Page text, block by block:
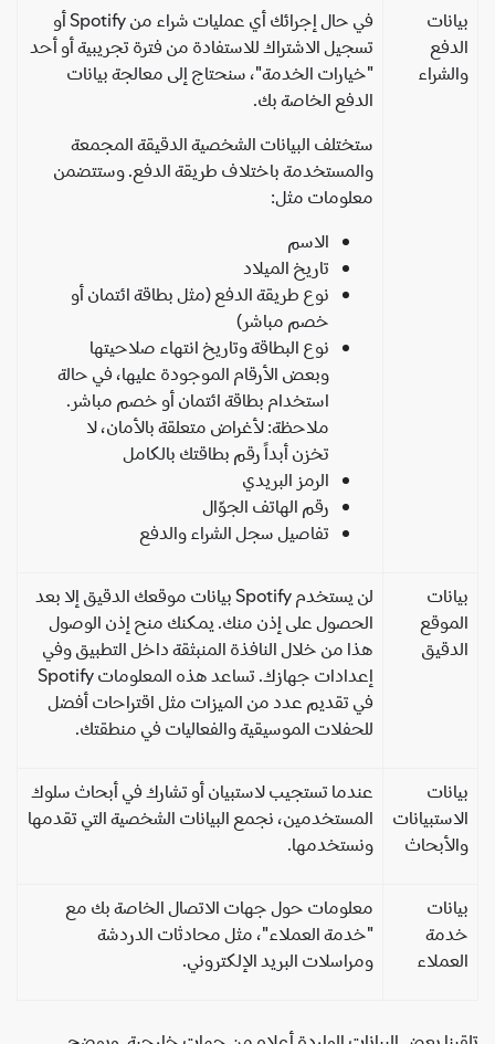
في حال إجرائك أي عمليات شراء من Spotify أو
تسجيل الاشتراك للاستفادة من فترة تجريبية أو أحد
"خيارات الخدمة"، سنحتاج إلى معالجة بيانات
الدفع الخاصة بك.
ستختلف البيانات الشخصية الدقيقة المجمعة
والمستخدمة باختلاف طريقة الدفع. وستتضمن
معلومات مثل:
الاسم
تاريخ الميلاد
نوع طريقة الدفع (مثل بطاقة ائتمان أو
خصم مباشر)
نوع البطاقة وتاريخ انتهاء صلاحيتها
وبعض الأرقام الموجودة عليها، في حالة
استخدام بطاقة ائتمان أو خصم مباشر.
ملاحظة: لأغراض متعلقة بالأمان، لا
تخزن أبداً رقم بطاقتك بالكامل
الرمز البريدي
رقم الهاتف الجوّال
تفاصيل سجل الشراء والدفع
لن يستخدم Spotify بيانات موقعك الدقيق إلا بعد
الحصول على إذن منك. يمكنك منح إذن الوصول
هذا من خلال النافذة المنبثقة داخل التطبيق وفي
إعدادات جهازك. تساعد هذه المعلومات Spotify
في تقديم عدد من الميزات مثل اقتراحات أفضل
للحفلات الموسيقية والفعاليات في منطقتك.
عندما تستجيب لاستبيان أو تشارك في أبحاث سلوك
المستخدمين، نجمع البيانات الشخصية التي تقدمها
ونستخدمها.
معلومات حول جهات الاتصال الخاصة بك مع
"خدمة العملاء"، مثل محادثات الدردشة
ومراسلات البريد الإلكتروني.